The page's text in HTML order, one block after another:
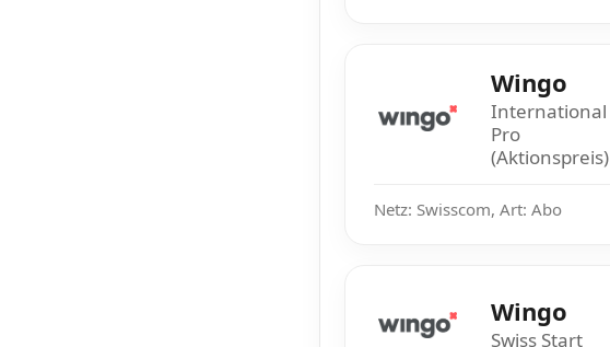
Wingo
International
Pro
(Aktionspreis)
Netz: Swisscom, Art: Abo
Wingo
Swiss Start